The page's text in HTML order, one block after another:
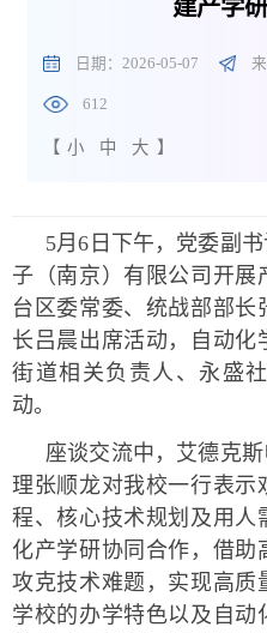
建产学
日期：2026-05-07
612
【 小 中 大 】
5月6日下午，党委副
子（南京）有限公司开
台区委常委、统战部部
长吕晨出席活动，自动
街道相关负责人、永盛
动。
座谈交流中，艾德克
理张顺龙对我校一行表示
程、核心技术规划及用人
化产学研协同合作，借助
攻克技术难题，实现高质
学校的办学特色以及自